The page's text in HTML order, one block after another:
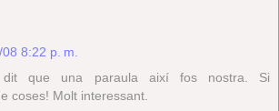
08 8:22 p. m.
dit que una paraula així fos nostra. Si
coses! Molt interessant.